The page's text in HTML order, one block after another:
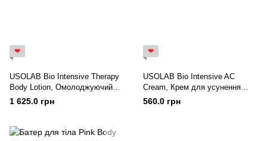
❤
USOLAB Bio Intensive Therapy
Body Lotion, Омолоджуючий
лосьйон для тіла 250 ml
1 625.0 грн
❤
USOLAB Bio Intensive AC
Cream, Крем для усунення
рубців та профілактики їх
утворення 15 ml
560.0 грн